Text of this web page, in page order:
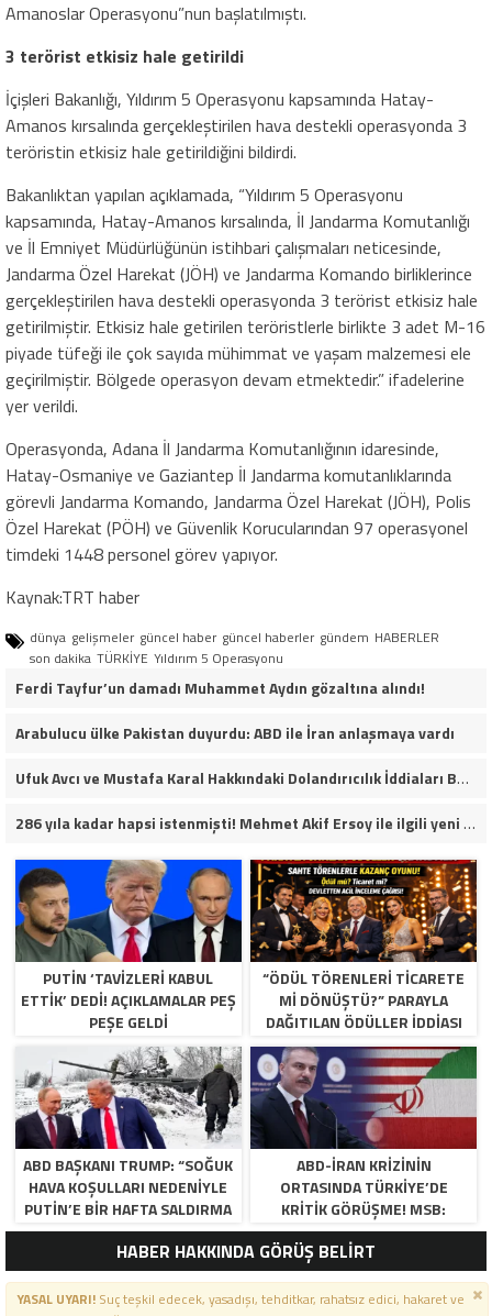
Amanoslar Operasyonu”nun başlatılmıştı.
3 terörist etkisiz hale getirildi
İçişleri Bakanlığı, Yıldırım 5 Operasyonu kapsamında Hatay-
Amanos kırsalında gerçekleştirilen hava destekli operasyonda 3
teröristin etkisiz hale getirildiğini bildirdi.
Bakanlıktan yapılan açıklamada, “Yıldırım 5 Operasyonu
kapsamında, Hatay-Amanos kırsalında, İl Jandarma Komutanlığı
ve İl Emniyet Müdürlüğünün istihbari çalışmaları neticesinde,
Jandarma Özel Harekat (JÖH) ve Jandarma Komando birliklerince
gerçekleştirilen hava destekli operasyonda 3 terörist etkisiz hale
getirilmiştir. Etkisiz hale getirilen teröristlerle birlikte 3 adet M-16
piyade tüfeği ile çok sayıda mühimmat ve yaşam malzemesi ele
geçirilmiştir. Bölgede operasyon devam etmektedir.” ifadelerine
yer verildi.
Operasyonda, Adana İl Jandarma Komutanlığının idaresinde,
Hatay-Osmaniye ve Gaziantep İl Jandarma komutanlıklarında
görevli Jandarma Komando, Jandarma Özel Harekat (JÖH), Polis
Özel Harekat (PÖH) ve Güvenlik Korucularından 97 operasyonel
timdeki 1448 personel görev yapıyor.
Kaynak:TRT haber
dünya gelişmeler güncel haber güncel haberler gündem HABERLER
son dakika TÜRKİYE Yıldırım 5 Operasyonu
Ferdi Tayfur’un damadı Muhammet Aydın gözaltına alındı!
Arabulucu ülke Pakistan duyurdu: ABD ile İran anlaşmaya vardı
Ufuk Avcı ve Mustafa Karal Hakkındaki Dolandırıcılık İddiaları Büyüyor
286 yıla kadar hapsi istenmişti! Mehmet Akif Ersoy ile ilgili yeni gelişme
PUTIN ‘TAVIZLERI KABUL
ETTIK’ DEDI! AÇIKLAMALAR PEŞ
PEŞE GELDI
“ÖDÜL TÖRENLERİ TİCARETE
Mİ DÖNÜŞTÜ?” PARAYLA
DAĞITILAN ÖDÜLLER IDDIASI
GÜNDEMDE!
ABD BAŞKANI TRUMP: “SOĞUK
HAVA KOŞULLARI NEDENIYLE
PUTIN’E BIR HAFTA SALDIRMA
DEDIM, KABUL ETTI”
ABD-İRAN KRIZININ
ORTASINDA TÜRKIYE’DE
KRITIK GÖRÜŞME! MSB:
“BÖLGEDE ÇATIŞMA
ISTEMIYORUZ”
HABER HAKKINDA GÖRÜŞ BELİRT
YASAL UYARI!Suç teşkil edecek, yasadışı, tehditkar, rahatsız edici, hakaret ve